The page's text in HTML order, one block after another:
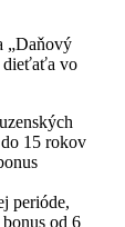
„Daňový
dieťaťa vo
15 rokov
perióde,
od 6